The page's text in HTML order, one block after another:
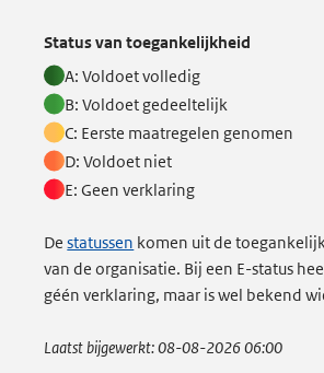
Status van toegankelijkheid
A: Voldoet volledig
B: Voldoet gedeeltelijk
C: Eerste maatregelen genomen
D: Voldoet niet
E: Geen verklaring
Destatussen komen uit de
van de organisatie. Bij een E-status
géén verklaring, maar is wel bekend
Laatst bijgewerkt:08-08-2026 06:00